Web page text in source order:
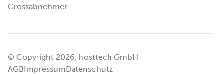
Grossabnehmer
© Copyright 2026, hosttech GmbH
AGBImpressumDatenschutz